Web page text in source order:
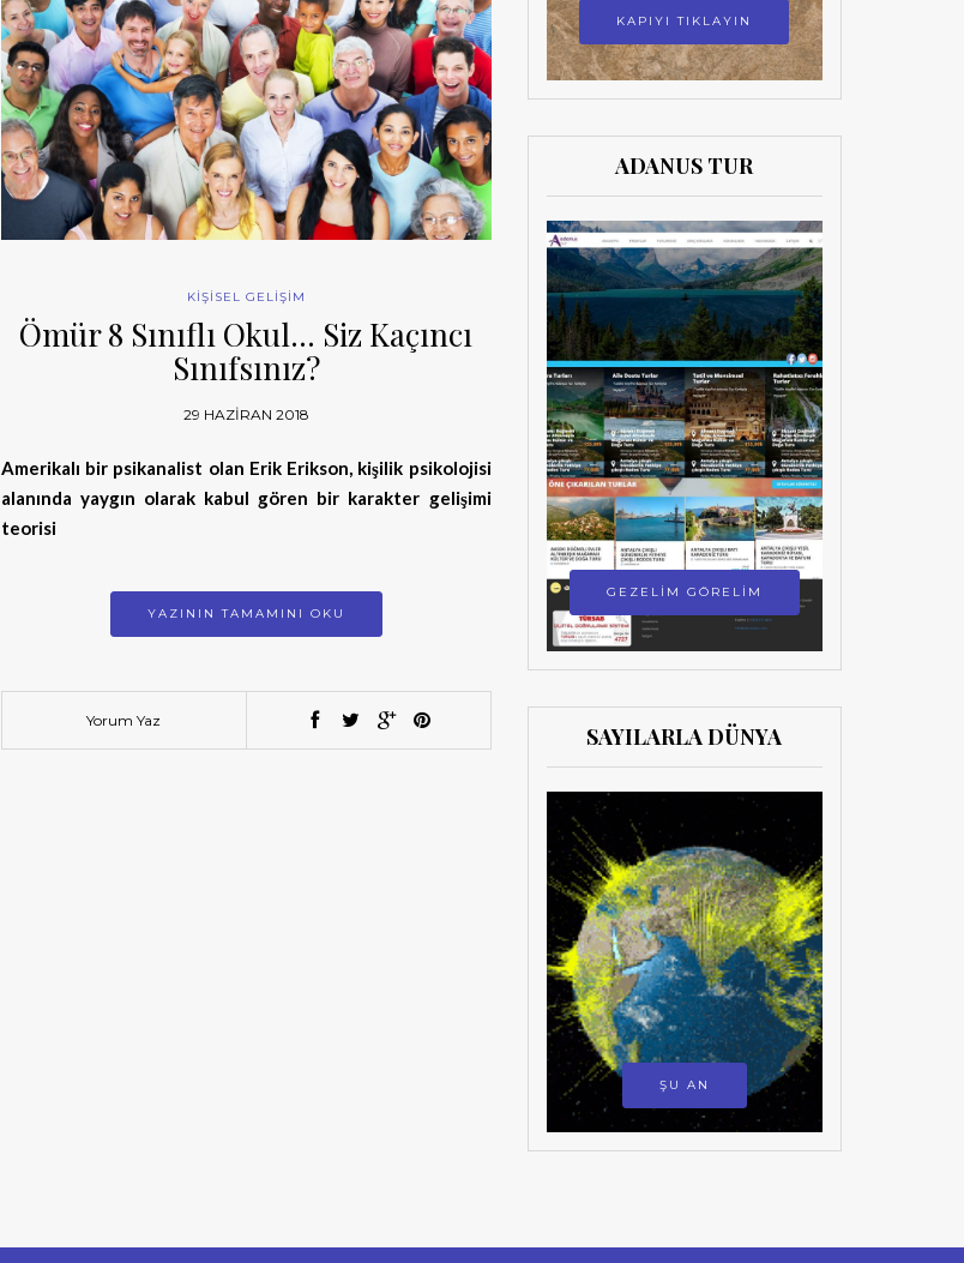
KİŞİSEL GELİŞİM
Ömür 8 Sınıflı Okul… Siz Kaçıncı
Sınıfsınız?
29 HAZIRAN 2018
Amerikalı bir psikanalist olan Erik Erikson, kişilik psikolojisi
alanında yaygın olarak kabul gören bir karakter gelişimi
teorisi
YAZININ TAMAMINI OKU
Yorum Yaz
KAPIYI TIKLAYIN
ADANUS TUR
GEZELİM GÖRELİM
SAYILARLA DÜNYA
ŞU AN